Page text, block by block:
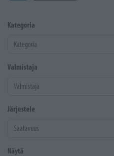
Kategoria
Valmistaja
Järjestele
Näytä